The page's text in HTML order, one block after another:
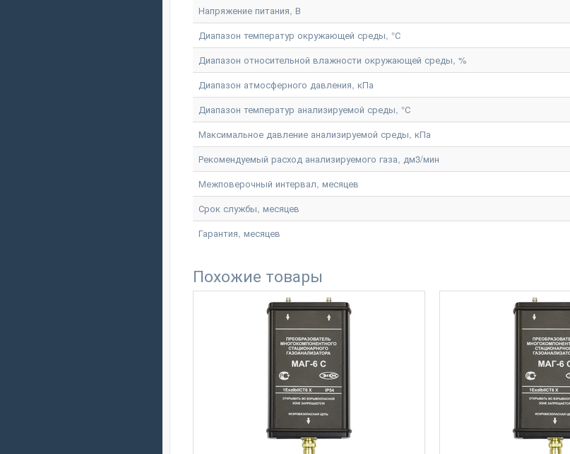
Напряжение питания, В
Диапазон температур окружающей среды, °С
Диапазон относительной влажности окружающей среды, %
Диапазон атмосферного давления, кПа
Диапазон температур анализируемой среды, °С
Максимальное давление анализируемой среды, кПа
Рекомендуемый расход анализируемого газа, дм3/мин
Межповерочный интервал, месяцев
Срок службы, месяцев
Гарантия, месяцев
Похожие товары